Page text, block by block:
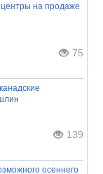
на продаже
75
139
осеннего